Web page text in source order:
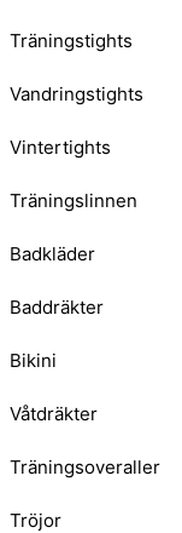
Träningstights
Vandringstights
Vintertights
Träningslinnen
Badkläder
Baddräkter
Bikini
Våtdräkter
Träningsoveraller
Tröjor